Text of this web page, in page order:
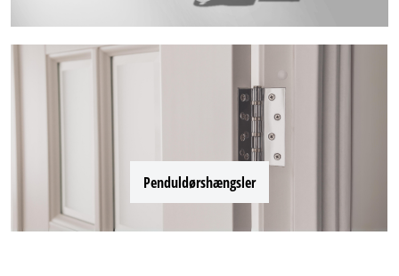
Penduldørshængsler